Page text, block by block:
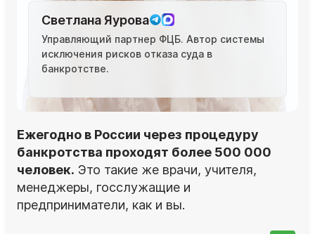
Светлана Яурова
Управляющий партнер ФЦБ. Автор системы
исключения рисков отказа суда в
банкротстве.
Ежегодно в России через процедуру
банкротства проходят более 500 000
человек. Это такие же врачи, учителя,
менеджеры, госслужащие и
предприниматели, как и вы.